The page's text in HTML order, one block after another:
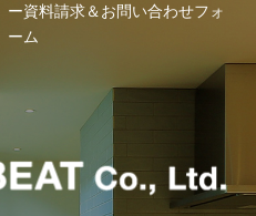
ー資料請求＆お問い合わせフォ
ーム